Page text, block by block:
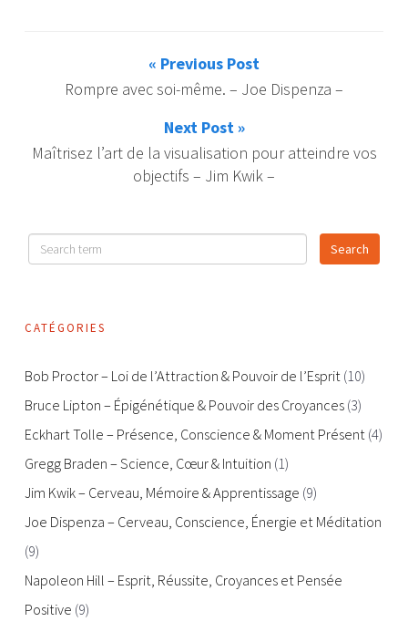
« Previous Post
Rompre avec soi-même. – Joe Dispenza –
Next Post »
Maîtrisez l’art de la visualisation pour atteindre vos
objectifs – Jim Kwik –
CATÉGORIES
Bob Proctor – Loi de l’Attraction & Pouvoir de l’Esprit (10)
Bruce Lipton – Épigénétique & Pouvoir des Croyances (3)
Eckhart Tolle – Présence, Conscience & Moment Présent (4)
Gregg Braden – Science, Cœur & Intuition (1)
Jim Kwik – Cerveau, Mémoire & Apprentissage (9)
Joe Dispenza – Cerveau, Conscience, Énergie et Méditation
(9)
Napoleon Hill – Esprit, Réussite, Croyances et Pensée
Positive (9)